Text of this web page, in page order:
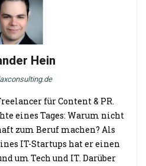
Hein
für Content & PR.
eines Tages: Warum nicht
zum Beruf machen? Als
IT-Startups hat er einen
um Tech und IT. Darüber